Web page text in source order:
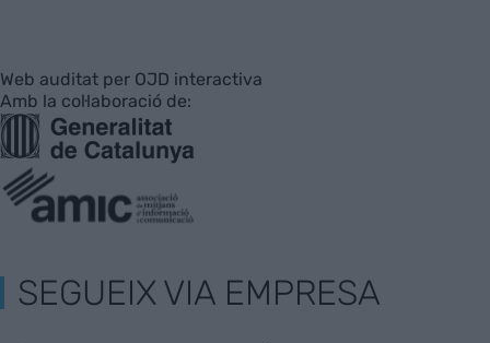
Web auditat per OJD interactiva
Amb la col·laboració de:
SEGUEIX VIA EMPRESA